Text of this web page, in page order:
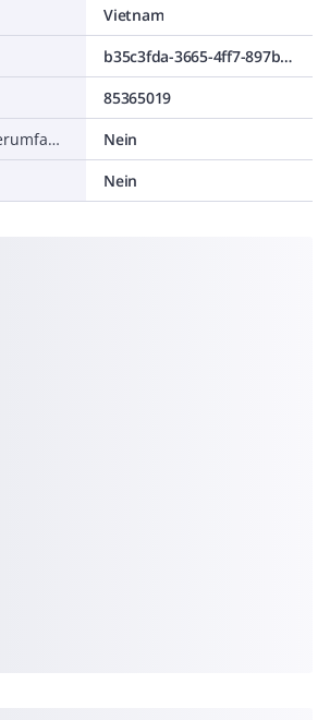
Vietnam
b35c3fda-3665-4ff7-897b-f79e5ff0acc2
85365019
Reflektor im Lieferumfang enthalten
Nein
Nein